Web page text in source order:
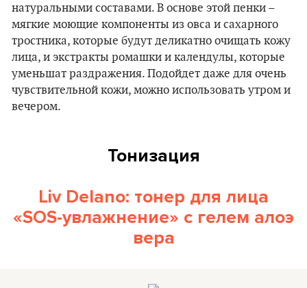
натуральными составами. В основе этой пенки –
мягкие моющие компоненты из овса и сахарного
тростника, которые будут деликатно очищать кожу
лица, и экстракты ромашки и календулы, которые
уменьшат раздражения. Подойдет даже для очень
чувствительной кожи, можно использовать утром и
вечером.
Тонизация
Liv Delano: тонер для лица
«SOS-увлажнение» с гелем алоэ
вера